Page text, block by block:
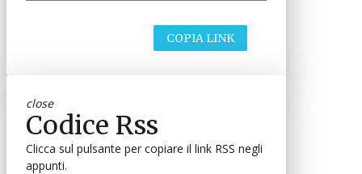
COPIA LINK
close
Codice Rss
Clicca sul pulsante per copiare il link RSS negli
appunti.